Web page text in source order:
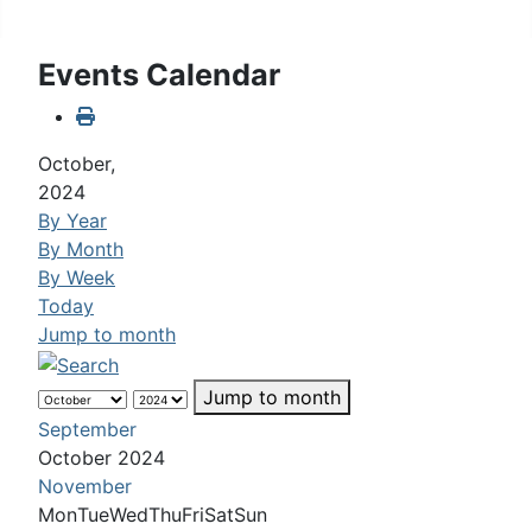
Events Calendar
October,
2024
By Year
By Month
By Week
Today
Jump to month
Jump to month
September
October 2024
November
MonTueWedThuFriSatSun